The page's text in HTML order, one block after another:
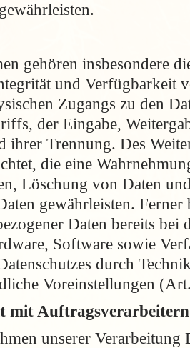
gehören insbesondere
und Verfügbarkeit
Zugangs zu den
der Eingabe,
ihrer Trennung. Des
die eine
Löschung von Daten
gewährleisten.
Daten bereits
Software sowie
durch
Voreinstellungen
mit
unserer Verarbeitung